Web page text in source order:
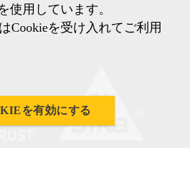
使用しています。
Cookieを受け入れてご利用
を有効にする